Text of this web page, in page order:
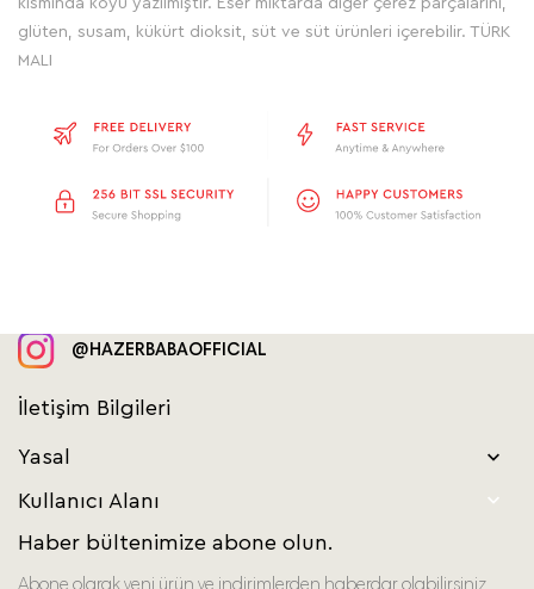
kısmında koyu yazılmıştır. Eser miktarda diğer çerez parçalarını,
glüten, susam, kükürt dioksit, süt ve süt ürünleri içerebilir. TÜRK
MALI
İletişim Bilgileri
@HAZERBABAOFFICIAL
Yasal 
Kullanıcı Alanı 
Haber bültenimize abone olun.